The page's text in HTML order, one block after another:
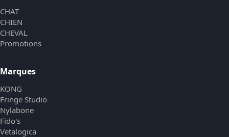
CHAT
CHIEN
CHEVAL
Promotions
Marques
KONG
Fringe Studio
Nylabone
Fido's
Vetalogica